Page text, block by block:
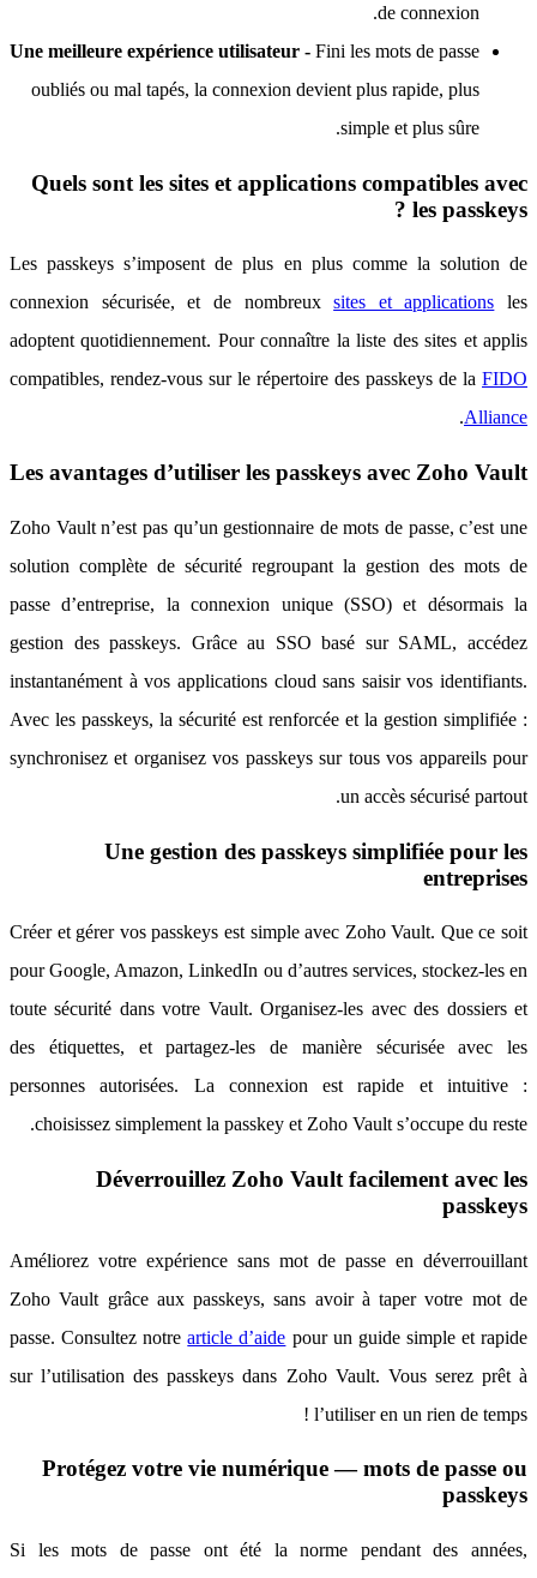
de connexion.
Une meilleure expérience utilisateur - Fini les mots de passe
oubliés ou mal tapés, la connexion devient plus rapide, plus
simple et plus sûre.
Quels sont les sites et applications compatibles avec
les passkeys ?
Les passkeys s’imposent de plus en plus comme la solution de
connexion sécurisée, et de nombreuxsites et applications les
adoptent quotidiennement. Pour connaître la liste des sites et applis
compatibles, rendez-vous sur le répertoire des passkeys de la FIDO
Alliance
.
Les avantages d’utiliser les passkeys avec Zoho Vault
Zoho Vault n’est pas qu’un gestionnaire de mots de passe, c’est une
solution complète de sécurité regroupant la gestion des mots de
passe d’entreprise, la connexion unique (SSO) et désormais la
gestion des passkeys. Grâce au SSO basé sur SAML, accédez
instantanément à vos applications cloud sans saisir vos identifiants.
Avec les passkeys, la sécurité est renforcée et la gestion simplifiée :
synchronisez et organisez vos passkeys sur tous vos appareils pour
un accès sécurisé partout.
Une gestion des passkeys simplifiée pour les
entreprises
Créer et gérer vos passkeys est simple avec Zoho Vault. Que ce soit
pour Google, Amazon, LinkedIn ou d’autres services, stockez-les en
toute sécurité dans votre Vault. Organisez-les avec des dossiers et
des étiquettes, et partagez-les de manière sécurisée avec les
personnes autorisées. La connexion est rapide et intuitive :
choisissez simplement la passkey et Zoho Vault s’occupe du reste.
Déverrouillez Zoho Vault facilement avec les
passkeys
Améliorez votre expérience sans mot de passe en déverrouillant
Zoho Vault grâce aux passkeys, sans avoir à taper votre mot de
passe. Consultez notrearticle d’aide pour un guide simple et rapide
sur l’utilisation des passkeys dans Zoho Vault. Vous serez prêt à
l’utiliser en un rien de temps !
Protégez votre vie numérique — mots de passe ou
passkeys
Si les mots de passe ont été la norme pendant des années,